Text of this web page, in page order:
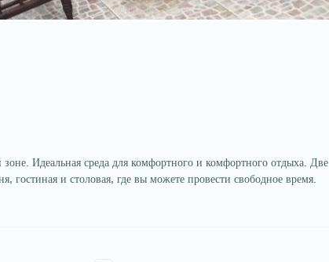
Идеальная среда для комфортного и комфортного отдыха. Две
гостиная и столовая, где вы можете провести свободное время.